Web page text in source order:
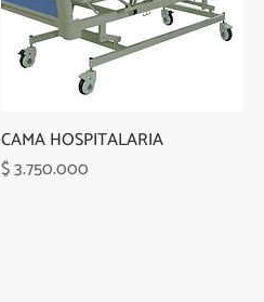
CAMA HOSPITALARIA
Precio
$ 3.750.000